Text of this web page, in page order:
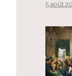
5 août